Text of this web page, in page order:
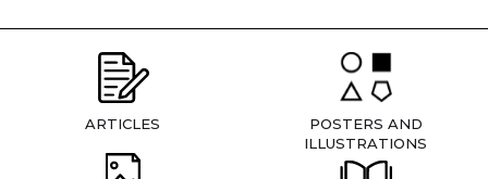
ARTICLES
POSTERS AND
ILLUSTRATIONS